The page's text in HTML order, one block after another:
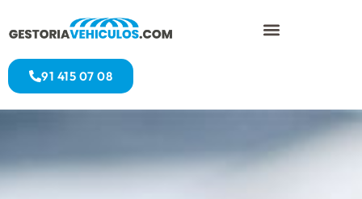
91 415 07 08